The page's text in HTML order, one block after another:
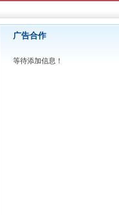
广告合作
等待添加信息！